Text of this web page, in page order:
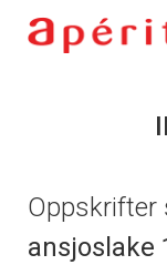
Oppskrifter
ansjoslake